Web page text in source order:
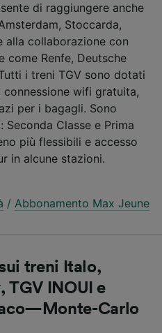
di raggiungere anche
Stoccarda,
alla collaborazione con
come Renfe, Deutsche
i treni TGV sono dotati
wifi gratuita,
per i bagagli. Sono
Classe e Prima
più flessibili e accesso
in alcune stazioni.
/ Abbonamento Max Jeune
treni Italo,
INOUI e
Carlo